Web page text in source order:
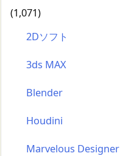
(1,071)
2Dソフト
3ds MAX
Blender
Houdini
Marvelous Designer